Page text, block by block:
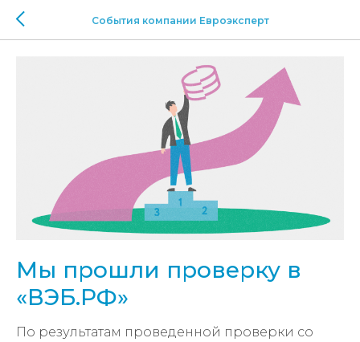
События компании Евроэксперт
Мы прошли проверку в
«ВЭБ.РФ»
По результатам проведенной проверки со